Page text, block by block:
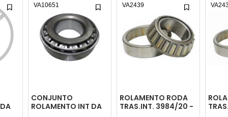
CONJUNTO
ROLAMENTO INT DA
VA10651
ROLAMENTO RODA
TRAS.INT. 3984/20 -
VA2439